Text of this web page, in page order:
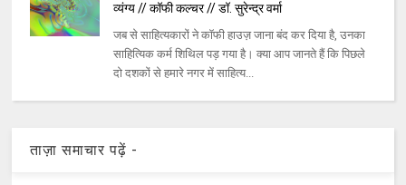
व्यंग्य // कॉफी कल्चर // डॉ. सुरेन्द्र वर्मा
जब से साहित्यकारों ने कॉफी हाउज़ जाना बंद कर दिया है, उनका
साहित्यिक कर्म शिथिल पड़ गया है। क्या आप जानते हैं कि पिछले
दो दशकों से हमारे नगर में साहित्य...
ताज़ा समाचार पढ़ें -